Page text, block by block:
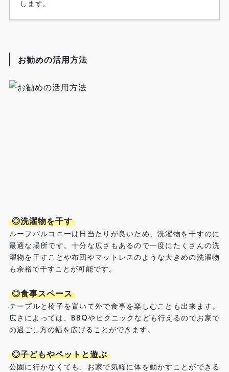
します。
お勧めの活用方法
◎洗濯物を干す
ルーフバルコニーは日当たりが良いため、洗濯物を干すのに
最適な場所です。十分な広さもあるので一度にたくさんの洗
濯物を干すことや布団やマットレスのような大きめの洗濯物
も余裕で干すことが可能です。
◎食事スペース
テーブルと椅子を置いて外で食事を楽しむことも出来ます。
広さによっては、BBQやピクニックなども行えるのでお家で
の過ごし方の幅を広げることができます。
◎子どもやペットと遊ぶ
公園に行かなくても、お家で気軽に体を動かすことができる